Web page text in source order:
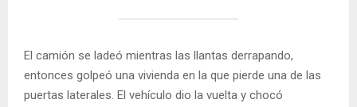
El camión se ladeó mientras las llantas derrapando,
entonces golpeó una vivienda en la que pierde una de las
puertas laterales. El vehículo dio la vuelta y chocó